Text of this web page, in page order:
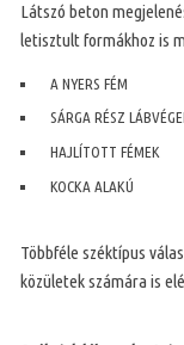
Látszó beton
letisztult formákhoz is
A NYERS FÉM
SÁRGA RÉSZ
HAJLÍTOTT FÉMEK
KOCKA ALAKÚ
Többféle széktípus
közületek számára is